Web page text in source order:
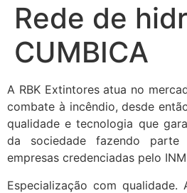
Rede de
CUMBICA
A RBK Extintores atua no
combate à incêndio, desde
qualidade e tecnologia que
da sociedade fazendo
empresas credenciadas pelo
Especialização com qualidade.